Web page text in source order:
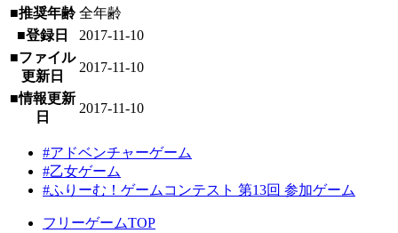
■推奨年齢 全年齢
■登録日
2017-11-10
■ファイル
更新日
2017-11-10
■情報更新
日
2017-11-10
#アドベンチャーゲーム
#乙女ゲーム
#ふりーむ！ゲームコンテスト 第13回 参加ゲーム
フリーゲームTOP